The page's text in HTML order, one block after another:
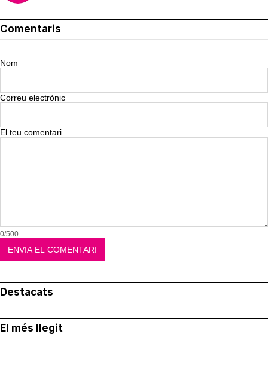
Comentaris
Nom
Correu electrònic
El teu comentari
0/500
Destacats
El més llegit